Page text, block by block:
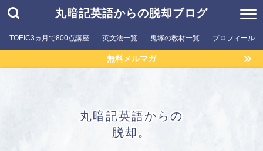
丸暗記英語からの脱却ブログ
TOEIC3ヵ月で800点講座 英文法一覧 鬼塚の教材一覧 プロフィール
無料メルマガ
丸暗記英語からの
脱却。